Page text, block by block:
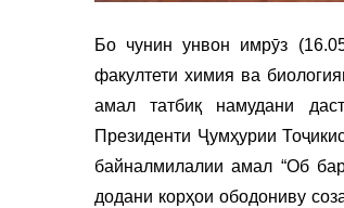
Бо чунин унвон имрӯз
факултети химия ва
амал татбиқ намудани
Президенти Ҷумҳурии
байналмилалии амал “Об
додани корҳои ободониву